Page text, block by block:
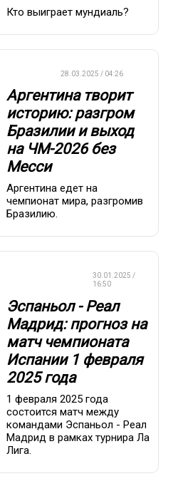
Кто выиграет мундиаль?
28.03.2025 / 04:26
Аргентина творит
историю: разгром
Бразилии и выход
на ЧМ-2026 без
Месси
Аргентина едет на
чемпионат мира, разгромив
Бразилию.
30.01.2025 /
16:50
Эспаньол - Реал
Мадрид: прогноз на
матч чемпионата
Испании 1 февраля
2025 года
1 февраля 2025 года
состоится матч между
командами Эспаньол - Реал
Мадрид в рамках турнира Ла
Лига.